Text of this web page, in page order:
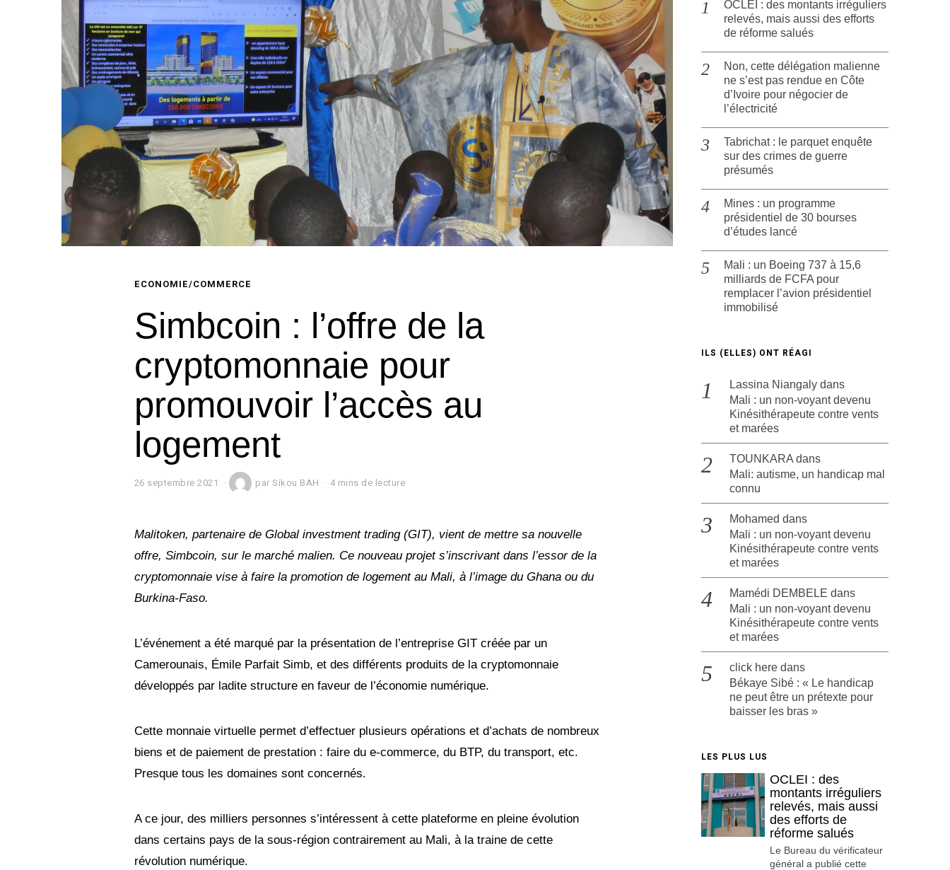
ECONOMIE/COMMERCE
Simbcoin : l’offre de la
cryptomonnaie pour
promouvoir l’accès au
logement
26 septembre 2021
p
e
m
b
0
2
1
par Sikou BAH 4 mins de lecture
Malitoken, partenaire de Global investment trading (GIT), vient de mettre sa nouvelle
offre, Simbcoin, sur le marché malien. Ce nouveau projet s’inscrivant dans l’essor de la
cryptomonnaie vise à faire la promotion de logement au Mali, à l’image du Ghana ou du
Burkina-Faso.
L’événement a été marqué par la présentation de l’entreprise GIT créée par un
Camerounais, Émile Parfait Simb, et des différents produits de la cryptomonnaie
développés par ladite structure en faveur de l’économie numérique.
Cette monnaie virtuelle permet d’effectuer plusieurs opérations et d’achats de nombreux
biens et de paiement de prestation : faire du e-commerce, du BTP, du transport, etc.
Presque tous les domaines sont concernés.
A ce jour, des milliers personnes s’intéressent à cette plateforme en pleine évolution
dans certains pays de la sous-région contrairement au Mali, à la traine de cette
révolution numérique.
OCLEI : des montants irréguliers
relevés, mais aussi des efforts
de réforme salués
Non, cette délégation malienne
ne s’est pas rendue en Côte
d’Ivoire pour négocier de
l’électricité
Tabrichat : le parquet enquête
sur des crimes de guerre
présumés
Mines : un programme
présidentiel de 30 bourses
d’études lancé
Mali : un Boeing 737 à 15,6
milliards de FCFA pour
remplacer l’avion présidentiel
immobilisé
ILS (ELLES) ONT RÉAGI
Lassina Niangaly dans
Mali : un non-voyant devenu
Kinésithérapeute contre vents
et marées
TOUNKARA dans
Mali: autisme, un handicap mal
connu
Mohamed dans
Mali : un non-voyant devenu
Kinésithérapeute contre vents
et marées
Mamédi DEMBELE dans
Mali : un non-voyant devenu
Kinésithérapeute contre vents
et marées
click here dans
Békaye Sibé : « Le handicap
ne peut être un prétexte pour
baisser les bras »
LES PLUS LUS
OCLEI : des
montants irréguliers
relevés, mais aussi
des efforts de
réforme salués
Le Bureau du vérificateur
général a publié cette